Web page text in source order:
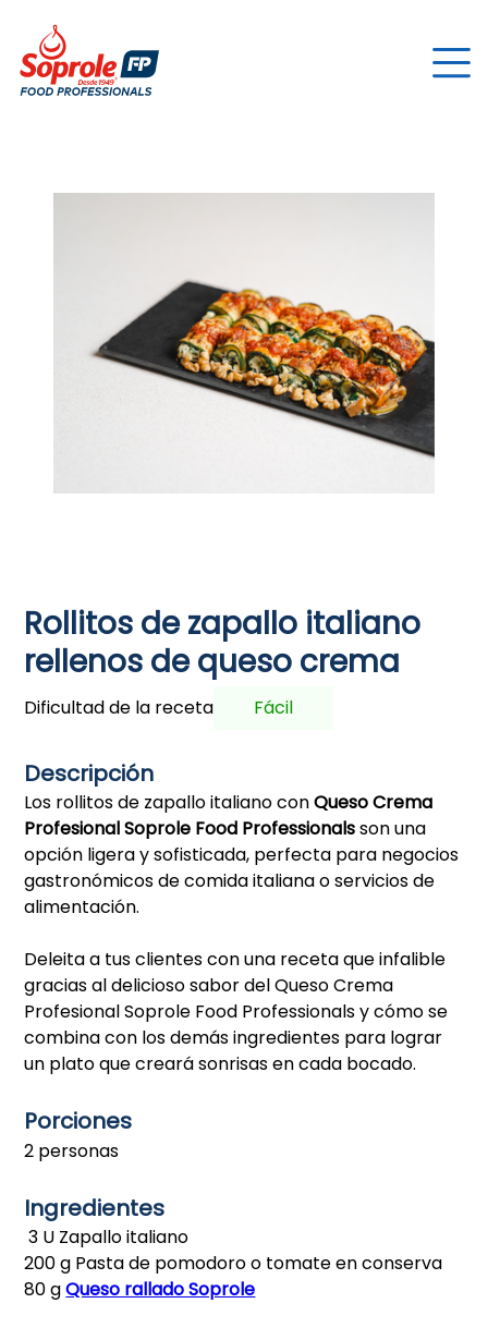
Rollitos de zapallo italiano
rellenos de queso crema
Dificultad de la receta Fácil
Descripción
Los rollitos de zapallo italiano conQueso Crema
Profesional Soprole Food Professionalsson una
opción ligera y sofisticada, perfecta para negocios
gastronómicos de comida italiana o servicios de
alimentación.
Deleita a tus clientes con una receta que infalible
gracias al delicioso sabor del Queso Crema
Profesional Soprole Food Professionals y cómo se
combina con los demás ingredientes para lograr
un plato que creará sonrisas en cada bocado.
Porciones
2 personas
Ingredientes
3 U Zapallo italiano
200 g Pasta de pomodoro o tomate en conserva
80 gQueso rallado Soprole